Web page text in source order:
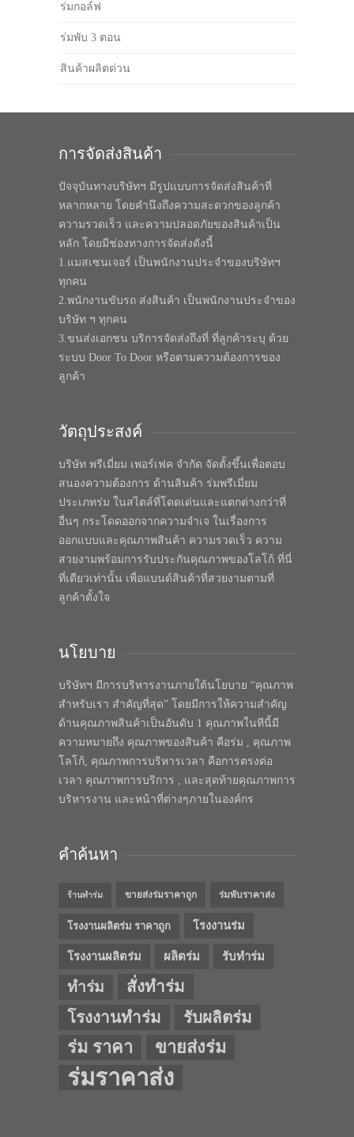
ร่มกอล์ฟ
ร่มพับ 3 ตอน
สินค้าผลิตด่วน
การจัดส่งสินค้า
ปัจจุบันทางบริษัทฯ มีรูปแบบการจัดส่งสินค้าที่
หลากหลาย โดยคำนึงถึงความสะดวกของลูกค้า
ความรวดเร็ว และความปลอดภัยของสินค้าเป็น
หลัก โดยมีช่องทางการจัดส่งดังนี้
1.แมสเซนเจอร์ เป็นพนักงานประจำของบริษัทฯ
ทุกคน
2.พนักงานขับรถ ส่งสินค้า เป็นพนักงานประจำของ
บริษัท ฯ ทุกคน
3.ขนส่งเอกชน บริการจัดส่งถึงที่ ที่ลูกค้าระบุ ด้วย
ระบบ Door To Door หรือตามความต้องการของ
ลูกค้า
วัตถุประสงค์
บริษัท พรีเมี่ยม เพอร์เฟค จำกัด จัดตั้งขึ้นเพื่อตอบ
สนองความต้องการ ด้านสินค้า ร่มพรีเมี่ยม
ประเภทร่ม ในสไตล์ที่โดดเด่นและแตกต่างกว่าที่
อื่นๆ กระโดดออกจากความจำเจ ในเรื่องการ
ออกแบบและคุณภาพสินค้า ความรวดเร็ว ความ
สวยงามพร้อมการรับประกันคุณภาพของโลโก้ ที่นี่
ที่เดียวเท่านั้น เพื่อแบนด์สินค้าที่สวยงามตามที่
ลูกค้าตั้งใจ
นโยบาย
บริษัทฯ มีการบริหารงานภายใต้นโยบาย “คุณภาพ
สำหรับเรา สำคัญที่สุด” โดยมีการให้ความสำคัญ
ด้านคุณภาพสินค้าเป็นอันดับ 1 คุณภาพในทีนี้มี
ความหมายถึง คุณภาพของสินค้า คือร่ม , คุณภาพ
โลโก้, คุณภาพการบริหารเวลา คือการตรงต่อ
เวลา คุณภาพการบริการ , และสุดท้ายคุณภาพการ
บริหารงาน และหน้าที่ต่างๆภายในองค์กร
คำค้นหา
ร้านทำร่ม ขายส่งร่มราคาถูก ร่มพับราคาส่ง
โรงงานผลิตร่ม ราคาถูก โรงงานร่ม
โรงงานผลิตร่ม ผลิตร่ม รับทำร่ม
ทำร่ม
สั่งทำร่ม
โรงงานทำร่ม
รับผลิตร่ม
ร่ม ราคา ขายส่งร่ม
ร่มราคาส่ง